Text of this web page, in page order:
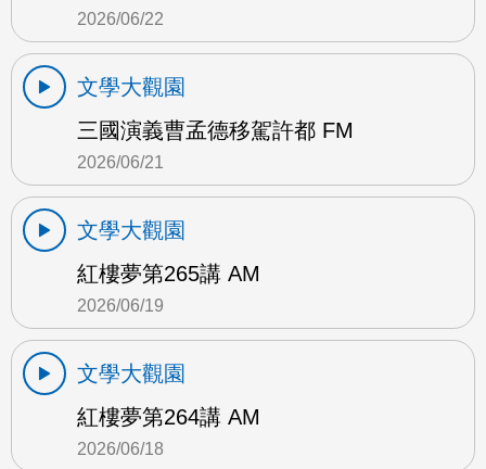
2026/06/22
文學大觀園
三國演義曹孟德移駕許都 FM
2026/06/21
文學大觀園
紅樓夢第265講 AM
2026/06/19
文學大觀園
紅樓夢第264講 AM
2026/06/18